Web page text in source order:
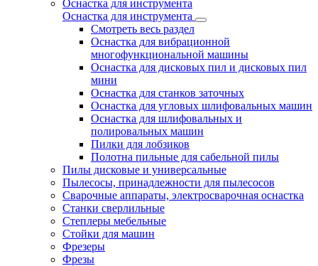
Оснастка для инструмента
Оснастка для инструмента
Смотреть весь раздел
Оснастка для вибрационной
многофункциональной машины
Оснастка для дисковых пил и дисковых пил
мини
Оснастка для станков заточных
Оснастка для угловых шлифовальных машин
Оснастка для шлифовальных и
полировальных машин
Пилки для лобзиков
Полотна пильные для сабельной пилы
Пилы дисковые и универсальные
Пылесосы, принадлежности для пылесосов
Сварочные аппараты, электросварочная оснастка
Станки сверлильные
Степлеры мебельные
Стойки для машин
Фрезеры
Фрезы